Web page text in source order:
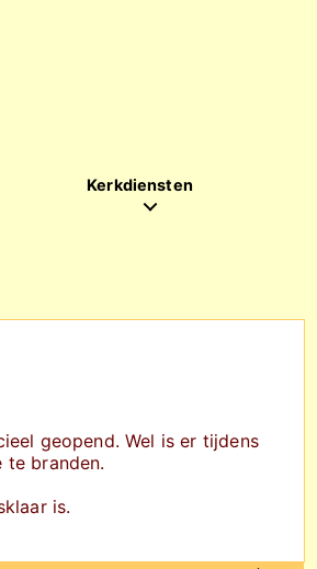
Kerkdiensten
geopend. Wel is er tijdens
te branden.
is.